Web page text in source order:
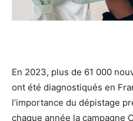
En 2023, plus de 61 000
ont été diagnostiqués en
l’importance du dépistage
chaque année la campagne